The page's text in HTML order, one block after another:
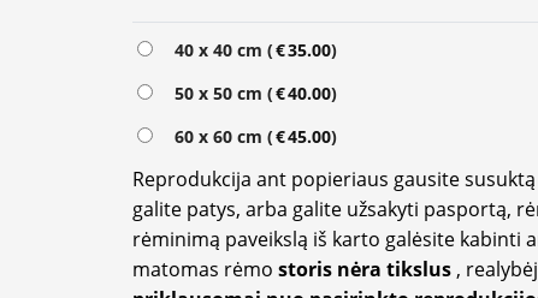
40 x 40 cm (€35.00)
50 x 50 cm (€40.00)
60 x 60 cm (€45.00)
Reprodukcija ant popieriaus gausite
galite patys, arba galite užsakyti pasportą,
rėminimą paveikslą iš karto galėsite kabinti
matomas rėmo storis nėra tikslus ,